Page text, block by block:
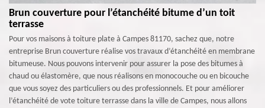
Brun couverture pour l’étanchéité bitume d’un toit
terrasse
Pour vos maisons à toiture plate à Campes 81170, sachez que, notre
entreprise Brun couverture réalise vos travaux d’étanchéité en membrane
bitumeuse. Nous pouvons intervenir pour assurer la pose des bitumes à
chaud ou élastomère, que nous réalisons en monocouche ou en bicouche
que vous soyez des particuliers ou des professionnels. Et pour améliorer
l’étanchéité de vote toiture terrasse dans la ville de Campes, nous allons